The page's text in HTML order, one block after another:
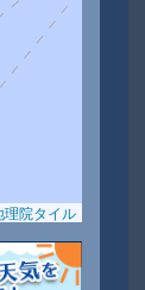
理院タイル